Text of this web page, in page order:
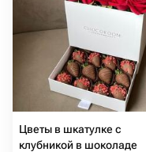
Цветы в шкатулке с
клубникой в шоколаде